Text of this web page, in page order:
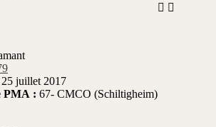
25 juillet 2017
PMA : 67- CMCO (Schiltigheim)